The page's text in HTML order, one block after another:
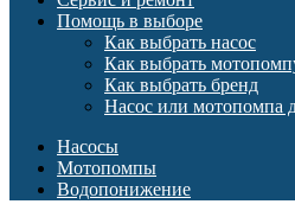
Помощь в выборе
Как выбрать насос
Как выбрать
Как выбрать бренд
Насос или мотопомпа
Насосы
Мотопомпы
Водопонижение